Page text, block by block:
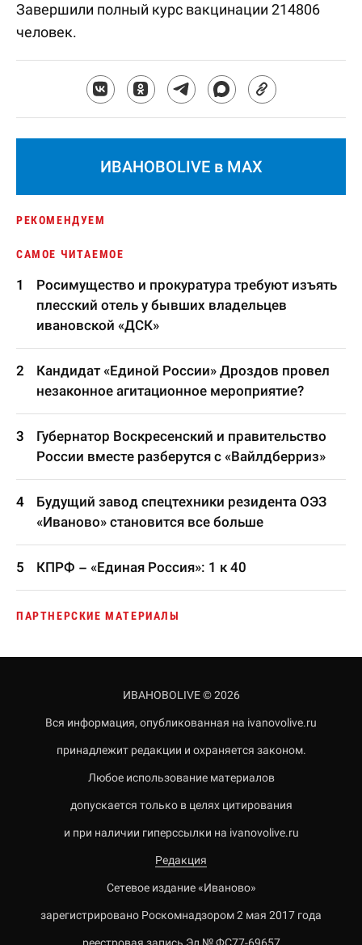
Завершили полный курс вакцинации 214806
человек.
ИВАНОВОLIVE в MAX
РЕКОМЕНДУЕМ
САМОЕ ЧИТАЕМОЕ
Росимущество и прокуратура требуют изъять
плесский отель у бывших владельцев
ивановской «ДСК»
Кандидат «Единой России» Дроздов провел
незаконное агитационное мероприятие?
Губернатор Воскресенский и правительство
России вместе разберутся с «Вайлдберриз»
Будущий завод спецтехники резидента ОЭЗ
«Иваново» становится все больше
КПРФ – «Единая Россия»: 1 к 40
ПАРТНЕРСКИЕ МАТЕРИАЛЫ
ИВАНОВОLIVE © 2026
Вся информация, опубликованная на ivanovolive.ru
принадлежит редакции и охраняется законом.
Любое использование материалов
допускается только в целях цитирования
и при наличии гиперссылки на ivanovolive.ru
Редакция
Сетевое издание «Иваново»
зарегистрировано Роскомнадзором 2 мая 2017 года